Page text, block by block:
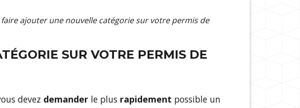
ajouter une nouvelle catégorie sur votre permis de
SUR VOTRE PERMIS DE
devez demander le plus rapidement possible un